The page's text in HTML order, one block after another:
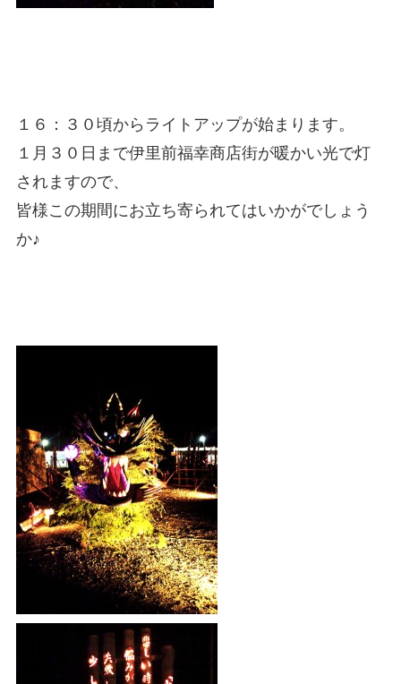
１６：３０頃からライトアップが始まります。
１月３０日まで伊里前福幸商店街が暖かい光で灯
されますので、
皆様この期間にお立ち寄られてはいかがでしょう
か♪